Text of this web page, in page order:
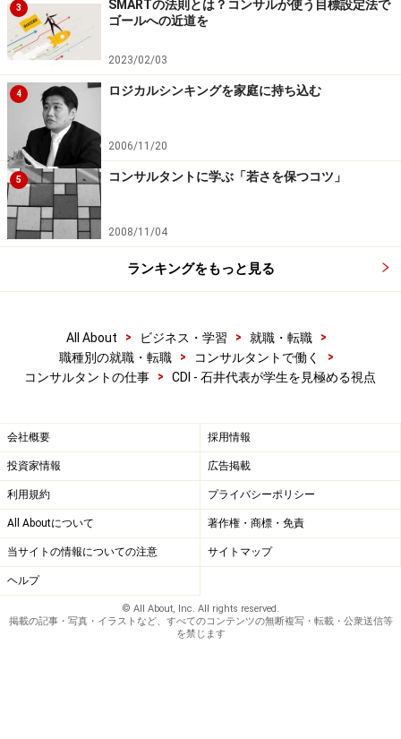
スだと、みんながわくわくするようなことをしないと、
特に優秀な人は魅力を感じてくれませんし、そこに居続
けません。
そういう意味で、ファームとして面白いことをできるよ
うな、見つけられるような環境を作っていきたいと考え
ています。つまり面白いことを見つけられる場所、機
会、自由があるべきだと思います。
それを意識しているので、私は若いコンサルタントには
「こうしろ」とか「ああしろ」と言うことはありませ
ん。先ほど言ったように、場所、機会、自由を提供する
ありません。
欲しいと思っています。いい仕事というのは、突き詰め
て考えるとわくわくするような仕事だと思っています。
結果として、みんながわくわくしていい仕事を積み重ね
れば、当然仕事の拡大にもつながってきます。
※記事内容は執筆時点のものです。最新の内容をご確認くださ
い。
1/4 次のページへ
3
SMARTの法則とは？コンサルが使う目標設定法で
ゴールへの近道を
2023/02/03
4 ロジカルシンキングを家庭に持ち込む
2006/11/20
5 コンサルタントに学ぶ「若さを保つコツ」
2008/11/04
ランキングをもっと見る
All About > ビジネス・学習 > 就職・転職
>
職種別の就職・転職
> コンサルタントで働く
>
コンサルタントの仕事
> CDI - 石井代表が学生を見極める視点
会社概要 採用情報
投資家情報 広告掲載
利用規約 プライバシーポリシー
All Aboutについて 著作権・商標・免責
当サイトの情報についての注意 サイトマップ
ヘルプ
© All About, Inc. All rights reserved.
掲載の記事・写真・イラストなど、すべてのコンテンツの無断複写・転載・公衆送信等
を禁じます